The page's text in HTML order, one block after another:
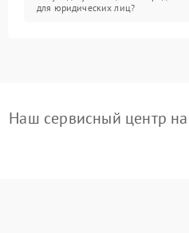
для юридических лиц?
Наш сервисный центр